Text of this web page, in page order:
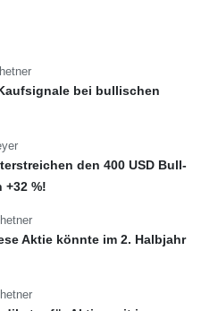
bei bullischen
den 400 USD Bull-
%!
Aktie könnte im 2. Halbjahr